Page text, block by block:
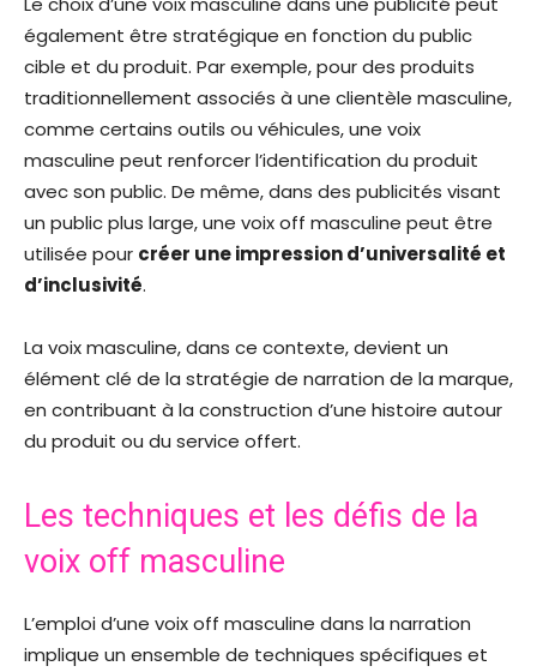
également être stratégique en fonction du public
cible et du produit. Par exemple, pour des produits
traditionnellement associés à une clientèle masculine,
comme certains outils ou véhicules, une voix
masculine peut renforcer l’identification du produit
avec son public. De même, dans des publicités visant
un public plus large, une voix off masculine peut être
utilisée pour créer une impression d’universalité et
d’inclusivité.
La voix masculine, dans ce contexte, devient un
élément clé de la stratégie de narration de la marque,
en contribuant à la construction d’une histoire autour
du produit ou du service offert.
Les techniques et les défis de la
voix off masculine
L’emploi d’une voix off masculine dans la narration
implique un ensemble de techniques spécifiques et